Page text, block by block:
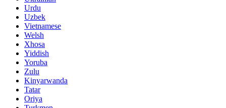
Urdu
Uzbek
Vietnamese
Welsh
Xhosa
Yiddish
Yoruba
Zulu
Kinyarwanda
Tatar
Oriya